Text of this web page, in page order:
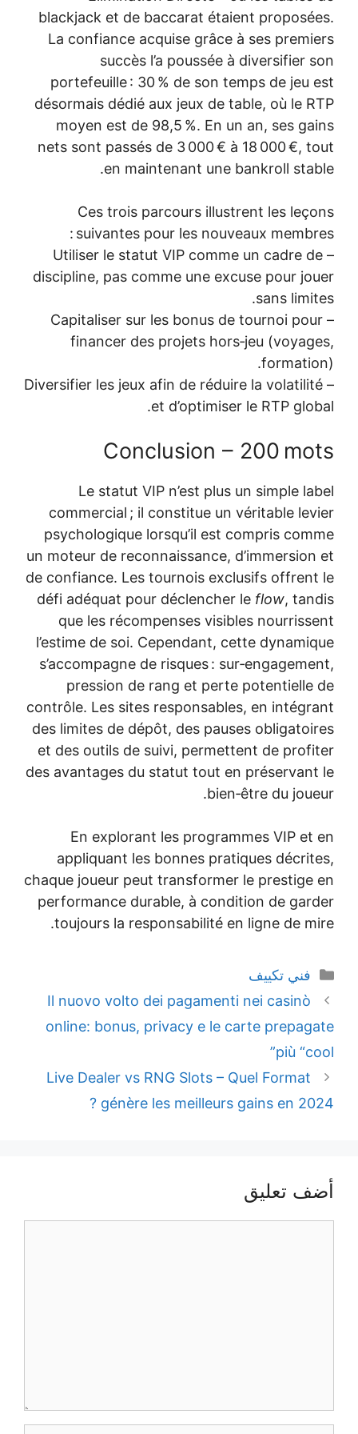
blackjack et de baccarat étaient
La confiance acquise grâce à ses
succès l’a poussée à diversifier
portefeuille : 30 % de son temps de jeu
désormais dédié aux jeux de table, où le
moyen est de 98,5 %. En un an, ses
nets sont passés de 3 000 € à 18 000 €,
en maintenant une bankroll
Ces trois parcours illustrent les
suivantes pour les nouveaux
– Utiliser le statut VIP comme un cadre
discipline, pas comme une excuse pour
sans
– Capitaliser sur les bonus de tournoi
financer des projets hors‑jeu
– Diversifier les jeux afin de réduire la
et d’optimiser le RTP
Conclusion – 200
Le statut VIP n’est plus un simple
commercial ; il constitue un véritable
psychologique lorsqu’il est compris
un moteur de reconnaissance,
de confiance. Les tournois exclusifs
défi adéquat pour déclencher leflow,
que les récompenses visibles
l’estime de soi. Cependant, cette
s’accompagne de risques :
pression de rang et perte potentielle
contrôle. Les sites responsables, en
des limites de dépôt, des pauses
et des outils de suivi, permettent de
des avantages du statut tout en
bien‑être du
En explorant les programmes VIP et
appliquant les bonnes pratiques
chaque joueur peut transformer le prestige
performance durable, à condition de
toujours la responsabilité en ligne de
التصنيفات
فني تكييف
Il nuovo volto dei pagamenti nei casinò
online: bonus, privacy e le carte
più
Live Dealer vs RNG Slots – Quel Format
génère les meilleurs gains en
تعليق